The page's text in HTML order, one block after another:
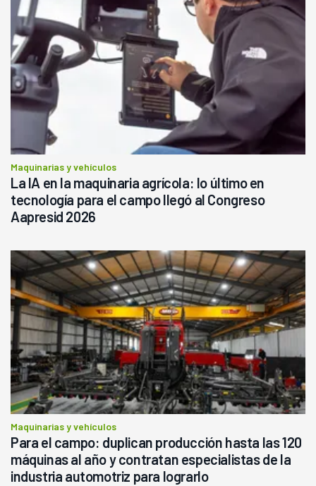
Maquinarias y vehículos
La IA en la maquinaria agrícola: lo último en
tecnología para el campo llegó al Congreso
Aapresid 2026
Maquinarias y vehículos
Para el campo: duplican producción hasta las 120
máquinas al año y contratan especialistas de la
industria automotriz para lograrlo